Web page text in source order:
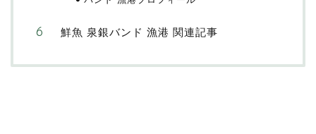
鮮魚 泉銀バンド 漁港 関連記事